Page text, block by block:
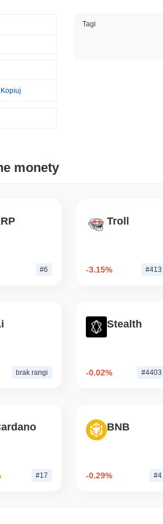
Brytania pogłębiają
ustawy GENIUS przesuwają się
Ethereum chcą spalić nagrody dla
7,4 miliarda dolarów
LayerZero zbliża się do 15
Kopiuj
Tagi
monety
#6
Troll
-3.15% #413
brak rangi
Stealth
-0.02% #4403
#17
BNB
-0.29% #4